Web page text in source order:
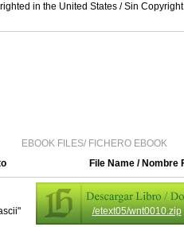
in the United States / Sin
EBOOK FILES/ FICHERO EBOOK
File Name / Nombre
/etext05/wnt0010.zip